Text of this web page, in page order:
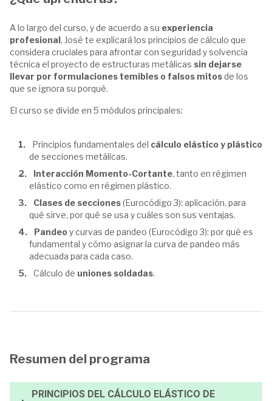
A lo largo del curso, y de acuerdo a su experiencia
profesional, José te explicará los principios de cálculo que
considera cruciales para afrontar con seguridad y solvencia
técnica el proyecto de estructuras metálicas sin dejarse
llevar por formulaciones temibles o falsos mitosde los
que se ignora su porqué.
El curso se divide en 5 módulos principales:
Principios fundamentales del cálculo elástico y plástico
de secciones metálicas.
Interacción Momento-Cortante, tanto en régimen
elástico como en régimen plástico.
Clases de secciones(Eurocódigo 3): aplicación, para
qué sirve, por qué se usa y cuáles son sus ventajas.
Pandeo y curvas de pandeo (Eurocódigo 3): por qué es
fundamental y cómo asignar la curva de pandeo más
adecuada para cada caso.
Cálculo de uniones soldadas.
Resumen del programa
PRINCIPIOS DEL CÁLCULO ELÁSTICO DE